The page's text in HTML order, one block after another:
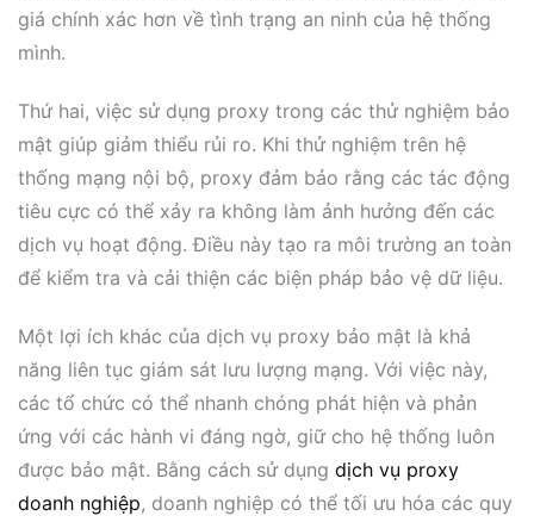
giá chính xác hơn về tình trạng an ninh của hệ thống
mình.
Thứ hai, việc sử dụng proxy trong các thử nghiệm bảo
mật giúp giảm thiểu rủi ro. Khi thử nghiệm trên hệ
thống mạng nội bộ, proxy đảm bảo rằng các tác động
tiêu cực có thể xảy ra không làm ảnh hưởng đến các
dịch vụ hoạt động. Điều này tạo ra môi trường an toàn
để kiểm tra và cải thiện các biện pháp bảo vệ dữ liệu.
Một lợi ích khác của dịch vụ proxy bảo mật là khả
năng liên tục giám sát lưu lượng mạng. Với việc này,
các tổ chức có thể nhanh chóng phát hiện và phản
ứng với các hành vi đáng ngờ, giữ cho hệ thống luôn
được bảo mật. Bằng cách sử dụng dịch vụ proxy
doanh nghiệp, doanh nghiệp có thể tối ưu hóa các quy